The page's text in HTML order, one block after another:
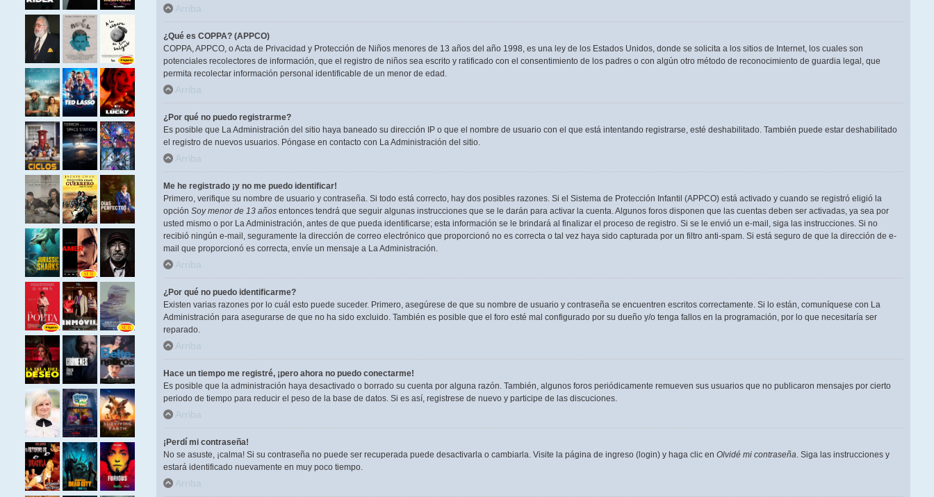
Arriba
¿Qué es COPPA? (APPCO)
COPPA, APPCO, o Acta de Privacidad y Protección de Niños menores de 13 años del año 1998, es una ley de los Estados Unidos, donde se solicita a los sitios de Internet, los cuales son
potenciales recolectores de información, que el registro de niños sea escrito y ratificado con el consentimiento de los padres o con algún otro método de reconocimiento de guardia legal, que
permita recolectar información personal identificable de un menor de edad.
Arriba
¿Por qué no puedo registrarme?
Es posible que La Administración del sitio haya baneado su dirección IP o que el nombre de usuario con el que está intentando registrarse, esté deshabilitado. También puede estar deshabilitado
el registro de nuevos usuarios. Póngase en contacto con La Administración del sitio.
Arriba
Me he registrado ¡y no me puedo identificar!
Primero, verifique su nombre de usuario y contraseña. Si todo está correcto, hay dos posibles razones. Si el Sistema de Protección Infantil (APPCO) está activado y cuando se registró eligió la
opción Soy menor de 13 añosentonces tendrá que seguir algunas instrucciones que se le darán para activar la cuenta. Algunos foros disponen que las cuentas deben ser activadas, ya sea por
usted mismo o por La Administración, antes de que pueda identificarse; esta información se le brindará al finalizar el proceso de registro. Si se le envió un e-mail, siga las instrucciones. Si no
recibió ningún e-mail, seguramente la dirección de correo electrónico que proporcionó no es correcta o tal vez haya sido capturada por un filtro anti-spam. Si está seguro de que la dirección de e-
mail que proporcionó es correcta, envíe un mensaje a La Administración.
Arriba
¿Por qué no puedo identificarme?
Existen varias razones por lo cuál esto puede suceder. Primero, asegúrese de que su nombre de usuario y contraseña se encuentren escritos correctamente. Si lo están, comuníquese con La
Administración para asegurarse de que no ha sido excluido. También es posible que el foro esté mal configurado por su dueño y/o tenga fallos en la programación, por lo que necesitaría ser
reparado.
Arriba
Hace un tiempo me registré, ¡pero ahora no puedo conectarme!
Es posible que la administración haya desactivado o borrado su cuenta por alguna razón. También, algunos foros periódicamente remueven sus usuarios que no publicaron mensajes por cierto
periodo de tiempo para reducir el peso de la base de datos. Si es así, registrese de nuevo y participe de las discuciones.
Arriba
¡Perdí mi contraseña!
No se asuste, ¡calma! Si su contraseña no puede ser recuperada puede desactivarla o cambiarla. Visite la página de ingreso (login) y haga clic en Olvidé mi contraseña. Siga las instrucciones y
estará identificado nuevamente en muy poco tiempo.
Arriba